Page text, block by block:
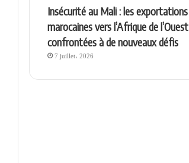
Insécurité au Mali : les exportations
marocaines vers l’Afrique de l’Ouest
confrontées à de nouveaux défis
7 juillet، 2026